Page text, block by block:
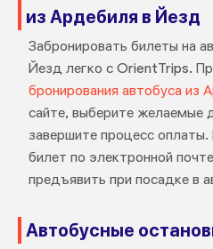
из Ардебиля в Йезд
Забронировать билеты на
Йезд легко с OrientTrips.
бронирования автобуса из
сайте, выберите желаемые
завершите процесс
билет по электронной
предъявить при посадке в
Автобусные